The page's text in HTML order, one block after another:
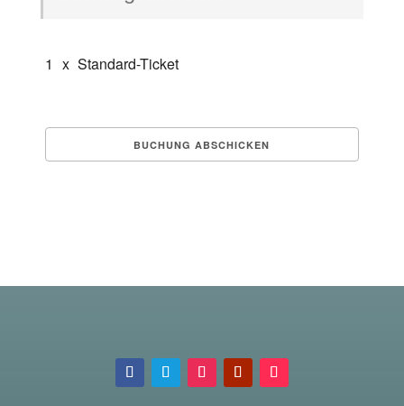
1 x Standard-Ticket